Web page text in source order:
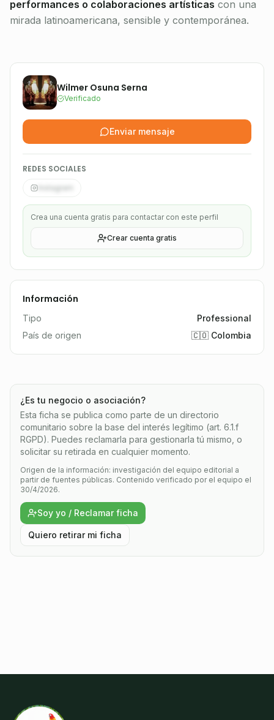
performances o colaboraciones artísticas con una
mirada latinoamericana, sensible y contemporánea.
Wilmer Osuna Serna
Verificado
Enviar mensaje
REDES SOCIALES
Crea una cuenta gratis para contactar con este perfil
Crear cuenta gratis
Información
Tipo
Professional
País de origen
🇨🇴 Colombia
¿Es tu negocio o asociación?
Esta ficha se publica como parte de un directorio
comunitario sobre la base del interés legítimo (art. 6.1.f
RGPD). Puedes reclamarla para gestionarla tú mismo, o
solicitar su retirada en cualquier momento.
Origen de la información: investigación del equipo editorial a
partir de fuentes públicas. Contenido verificado por el equipo el
30/4/2026.
Soy yo / Reclamar ficha
Quiero retirar mi ficha